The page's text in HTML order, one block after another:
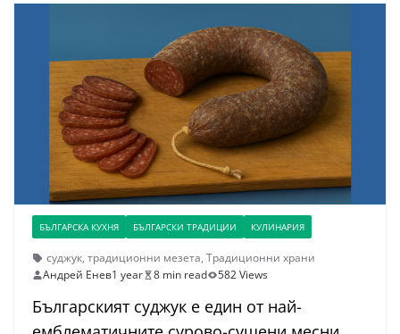
БЪЛГАРСКА КУХНЯ БЪЛГАРСКИ ТРАДИЦИИ КУЛИНАРИЯ
суджук, традиционни мезета, Традиционни храни
Андрей Енев1 year 8 min read 582 Views
Българският суджук е един от най-